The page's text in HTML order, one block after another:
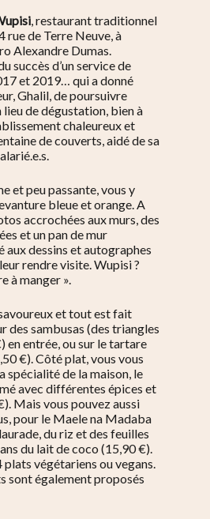
, restaurant traditionnel
rue de Terre Neuve, à
Alexandre Dumas.
succès d’un service de
et 2019… qui a donné
Ghalil, de poursuivre
lieu de dégustation, bien à
chaleureux et
de couverts, aidé de sa
et peu passante, vous y
bleue et orange. A
accrochées aux murs, des
et un pan de mur
aux dessins et autographes
rendre visite. Wupisi ?
à manger ».
et tout est fait
des sambusas (des triangles
en entrée, ou sur le tartare
€). Côté plat, vous vous
spécialité de la maison, le
avec différentes épices et
Mais vous pouvez aussi
pour le Maele na Madaba
du riz et des feuilles
du lait de coco (15,90 €).
plats végétariens ou vegans.
sont également proposés